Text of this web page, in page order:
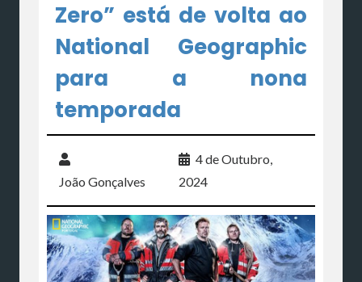
Zero” está de volta ao
National Geographic
para a nona
temporada
João Gonçalves
4 de Outubro,
2024